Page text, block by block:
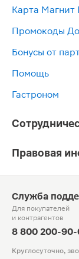
Карта Магнит
Промокоды
Бонусы от
Помощь
Гастроном
Правовая
Служба
Для покупателей
и контрагентов
8 800 200-90-
Круглосуточно,